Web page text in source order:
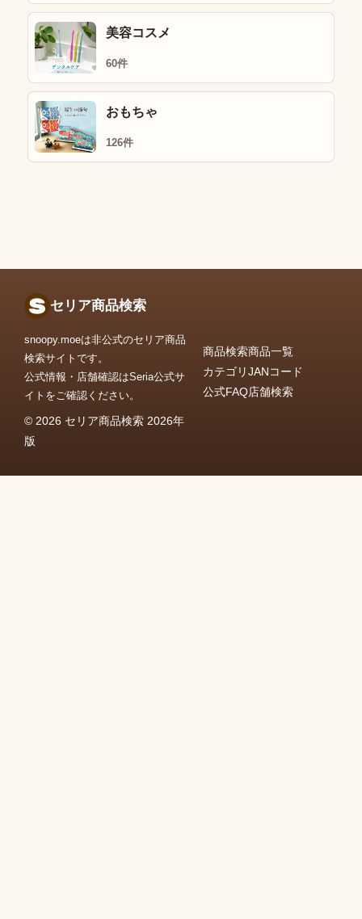
美容コスメ
60件
おもちゃ
126件
セリア商品検索
snoopy.moeは非公式のセリア商品
検索サイトです。
公式情報・店舗確認はSeria公式サ
イトをご確認ください。
© 2026 セリア商品検索 2026年
版
商品検索商品一覧
カテゴリJANコード
公式FAQ店舗検索